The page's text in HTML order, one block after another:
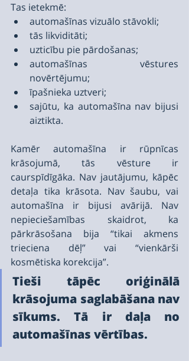
Tas ietekmē:
automašīnas vizuālo stāvokli;
tās likviditāti;
uzticību pie pārdošanas;
automašīnas vēstures
novērtējumu;
īpašnieka uztveri;
sajūtu, ka automašīna nav bijusi
aiztikta.
Kamēr automašīna ir rūpnīcas
krāsojumā, tās vēsture ir
caurspīdīgāka. Nav jautājumu, kāpēc
detaļa tika krāsota. Nav šaubu, vai
automašīna ir bijusi avārijā. Nav
nepieciešamības skaidrot, ka
pārkrāsošana bija “tikai akmens
trieciena dēļ” vai “vienkārši
kosmētiska korekcija”.
Tieši tāpēc oriģinālā
krāsojuma saglabāšana nav
sīkums. Tā ir daļa no
automašīnas vērtības.